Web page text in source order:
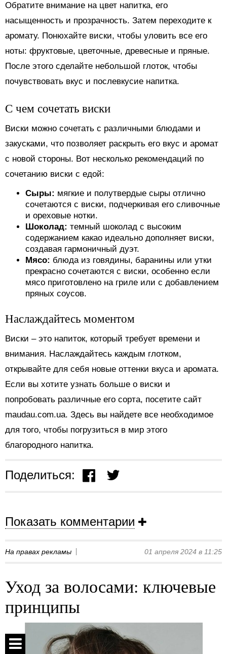
Обратите внимание на цвет напитка, его
насыщенность и прозрачность. Затем переходите к
аромату. Понюхайте виски, чтобы уловить все его
ноты: фруктовые, цветочные, древесные и пряные.
После этого сделайте небольшой глоток, чтобы
почувствовать вкус и послевкусие напитка.
С чем сочетать виски
Виски можно сочетать с различными блюдами и
закусками, что позволяет раскрыть его вкус и аромат
с новой стороны. Вот несколько рекомендаций по
сочетанию виски с едой:
Сыры: мягкие и полутвердые сыры отлично
сочетаются с виски, подчеркивая его сливочные
и ореховые нотки.
Шоколад: темный шоколад с высоким
содержанием какао идеально дополняет виски,
создавая гармоничный дуэт.
Мясо: блюда из говядины, баранины или утки
прекрасно сочетаются с виски, особенно если
мясо приготовлено на гриле или с добавлением
пряных соусов.
Наслаждайтесь моментом
Виски – это напиток, который требует времени и
внимания. Наслаждайтесь каждым глотком,
открывайте для себя новые оттенки вкуса и аромата.
Если вы хотите узнать больше о виски и
попробовать различные его сорта, посетите сайт
maudau.com.ua. Здесь вы найдете все необходимое
для того, чтобы погрузиться в мир этого
благородного напитка.
Поделиться:
Показать комментарии
На правах рекламы 01 апреля 2024 в 11:25
Уход за волосами: ключевые
принципы